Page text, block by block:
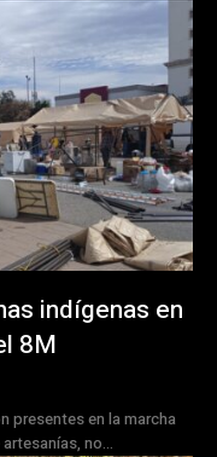
indígenas en
8M
presentes en la marcha
no...